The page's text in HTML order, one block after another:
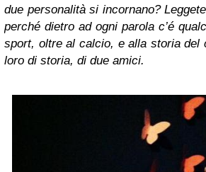
due personalità si incornano?
perché dietro ad ogni parola c’é
sport, oltre al calcio, e alla storia del
loro di storia, di due amici.